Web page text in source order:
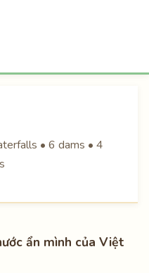
• 6 dams • 4
ẩn mình của Việt